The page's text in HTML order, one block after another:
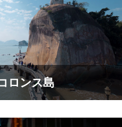
ロンス島